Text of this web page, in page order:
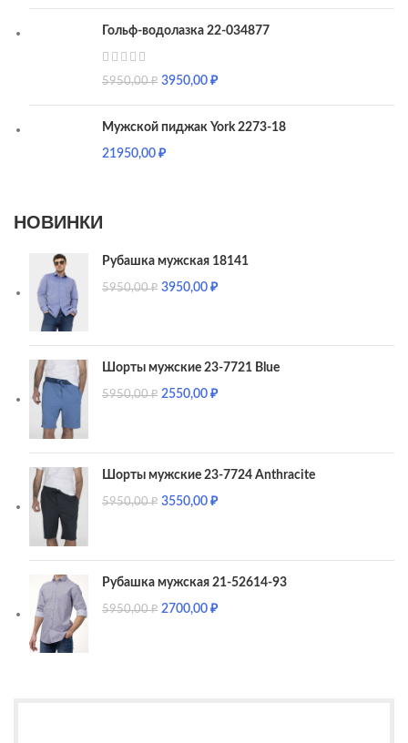
Гольф-водолазка 22-034877
5950,00₽ 3950,00₽
Мужской пиджак York 2273-18
21950,00₽
НОВИНКИ
Рубашка мужская 18141
5950,00₽ 3950,00₽
Шорты мужские 23-7721 Blue
5950,00₽ 2550,00₽
Шорты мужские 23-7724 Anthracite
5950,00₽ 3550,00₽
Рубашка мужская 21-52614-93
5950,00₽ 2700,00₽